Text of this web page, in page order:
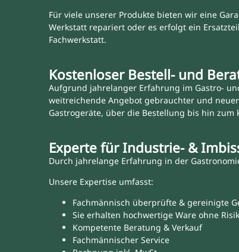
Für viele unserer Produkte bieten wir eine
Werkstatt repariert oder es erfolgt ein
Fachwerkstatt.
Kostenloser Bestell- und
Aufgrund jahrelanger Erfahrung im Gastro-
weitreichende Angebot gebrauchter und
Gastrogeräte, über die Bestellung bis hin
Experte für Industrie- &
Durch jahrelange Erfahrung in der
Unsere Expertise umfasst:
Fachmännisch überprüfte & gereinigte
Sie erhalten hochwertige Ware ohne
Kompetente Beratung & Verkauf
Fachmännischer Service